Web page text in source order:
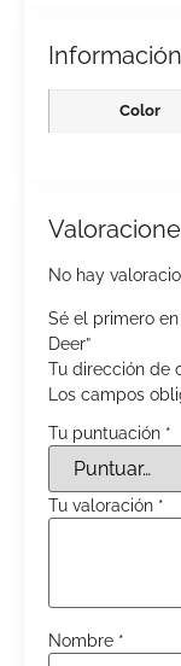
Color
No hay
Sé el primero en
Deer”
Tu dirección de
Los campos
Tu puntuación *
Tu valoración *
Nombre *